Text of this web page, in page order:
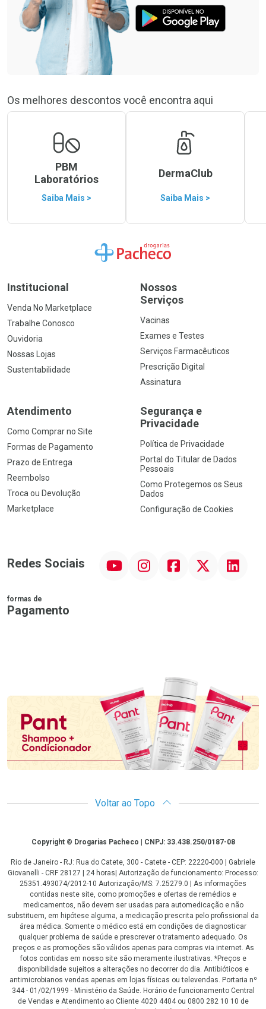
Os melhores descontos você encontra aqui
PBM
Laboratórios
Saiba Mais >
DermaClub
Saiba Mais >
Ir para a Home
Institucional
Venda No Marketplace
Trabalhe Conosco
Ouvidoria
Nossas Lojas
Sustentabilidade
Nossos
Serviços
Vacinas
Exames e Testes
Serviços Farmacêuticos
Prescrição Digital
Assinatura
Atendimento
Como Comprar no Site
Formas de Pagamento
Prazo de Entrega
Reembolso
Troca ou Devolução
Marketplace
Segurança e
Privacidade
Política de Privacidade
Portal do Titular de Dados
Pessoais
Como Protegemos os Seus
Dados
Configuração de Cookies
Redes Sociais InstagramFacebook Linkedin
formas de
Pagamento
Promoção em Destaque
Voltar ao Topo
CopyrightCopyright © Drogarias Pacheco | CNPJ: 33.438.250/0187-08
Rio de Janeiro - RJ: Rua do Catete, 300 - Catete - CEP: 22220-000 | Gabriele
Giovanelli - CRF 28127 | 24 horas| Autorização de funcionamento: Processo:
25351.493074/2012-10 Autorização/MS: 7.25279.0 | As informações
contidas neste site, como promoções e ofertas de remédios e
medicamentos, não devem ser usadas para automedicação e não
substituem, em hipótese alguma, a medicação prescrita pelo profissional da
área médica. Somente o médico está em condições de diagnosticar
qualquer problema de saúde e prescrever o tratamento adequado. Os
preços e as promoções são válidos apenas para compras via internet. As
fotos contidas em nosso site são meramente ilustrativas. *Preços e
disponibilidade sujeitos a alterações no decorrer do dia. Antibióticos e
antimicrobianos vendas apenas em lojas físicas ou televendas. Portaria nº
344 - 01/02/1999 - Ministério da Saúde. Horário de funcionamento Central
de Vendas e Atendimento ao Cliente 4020 4404 ou 0800 282 10 10 de